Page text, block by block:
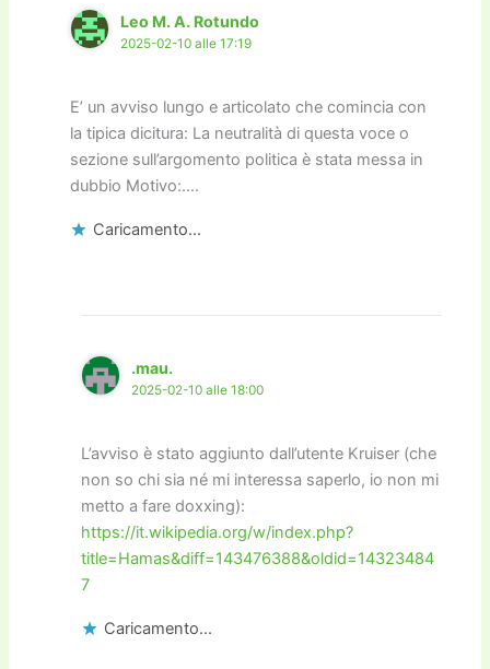
Leo M. A. Rotundo
2025-02-10 alle 17:19
E’ un avviso lungo e articolato che comincia con
la tipica dicitura: La neutralità di questa voce o
sezione sull’argomento politica è stata messa in
dubbio Motivo:….
Caricamento...
.mau.
2025-02-10 alle 18:00
L’avviso è stato aggiunto dall’utente Kruiser (che
non so chi sia né mi interessa saperlo, io non mi
metto a fare doxxing):
https://it.wikipedia.org/w/index.php?
title=Hamas&diff=143476388&oldid=14323484
7
Caricamento...